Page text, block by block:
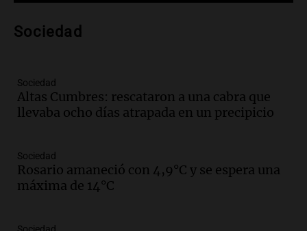
abuso sexual: juicio programado para
Audio.Familiares de Lautaro Britos
convocan marcha por justicia tras su
Episodios
Audio.Reparaciones en acueducto
Novalí finalizan y se normaliza el
Panorama Federal
Sociedad
Sociedad
Altas Cumbres: rescataron a una cabra que
llevaba ocho días atrapada en un precipicio
Sociedad
Rosario amaneció con 4,9°C y se espera una
máxima de 14°C